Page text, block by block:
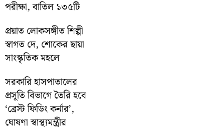
পরীক্ষা, বাতিল ১৩৫টি
প্রয়াত লোকসঙ্গীত শিল্পী
স্বাগত দে, শোকের ছায়া
সাংস্কৃতিক মহলে
সরকারি হাসপাতালের
প্রসূতি বিভাগে তৈরি হবে
‘ব্রেস্ট ফিডিং কর্নার’,
ঘোষণা স্বাস্থ্যমন্ত্রীর